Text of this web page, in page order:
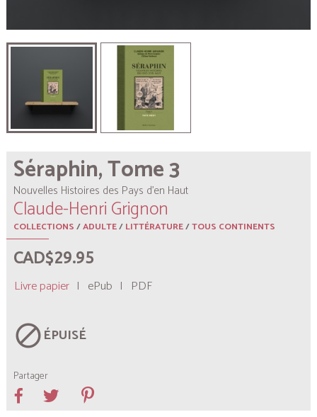
Séraphin, Tome 3
Nouvelles Histoires des Pays d’en Haut
Claude-Henri Grignon
COLLECTIONS/ADULTE/LITTÉRATURE/TOUS CONTINENTS
CAD$29.95
Livre papier | ePub | PDF
blockÉPUISÉ
Partager